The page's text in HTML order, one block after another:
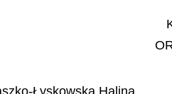
Łyskowska Halina,